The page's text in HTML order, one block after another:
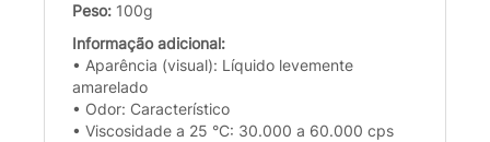
Peso: 100g
Informação adicional:
• Aparência (visual): Líquido levemente
amarelado
• Odor: Característico
• Viscosidade a 25 °C: 30.000 a 60.000 cps